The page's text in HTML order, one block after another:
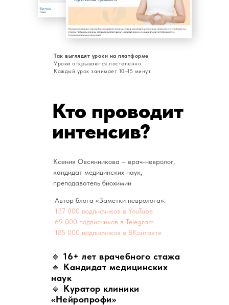
Так выглядят уроки на платформе
Уроки открываются постепенно.
Каждый урок занимает 10–15 минут.
Кто проводит
интенсив?
🔹 16+ лет врачебного стажа
🔹 Кандидат медицинских
наук
🔹 Куратор клиники
«Нейропрофи»
Ксения Овсянникова – врач-невролог,
кандидат медицинских наук,
преподаватель биохимии
Автор блога «Заметки невролога»:
137 000 подписчиков в YouTube
69 000 подписчиков в Telegram
185 000 подписчиков в ВКонтакте